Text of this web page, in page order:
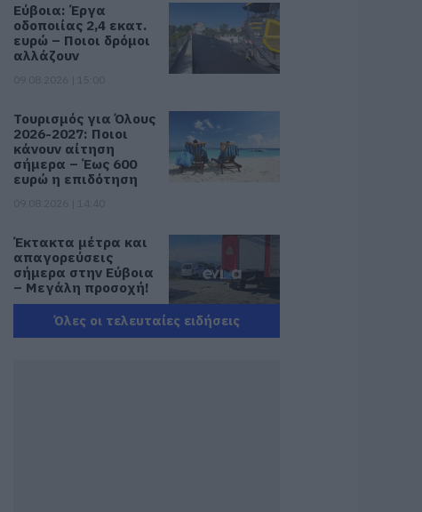
Εύβοια: Έργα
οδοποιίας 2,4 εκατ.
ευρώ – Ποιοι δρόμοι
αλλάζουν
Τουρισμός για Όλους
2026-2027: Ποιοι
κάνουν αίτηση
σήμερα – Έως 600
ευρώ η επιδότηση
Έκτακτα μέτρα και
απαγορεύσεις
σήμερα στην Εύβοια
– Μεγάλη προσοχή!
09.08.2026 | 14:20
Όλες οι τελευταίες ειδήσεις